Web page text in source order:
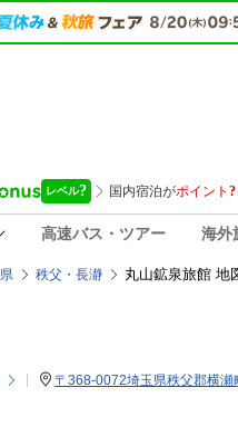
高速バス・ツアー 海外
秩父・長瀞 丸山鉱泉旅館 地
〒368-0072埼玉県秩父郡横瀬